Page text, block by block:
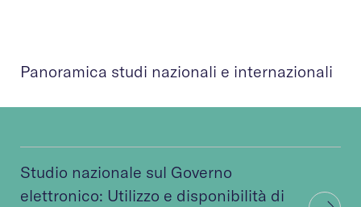
Panoramica studi nazionali e internazionali
Studio nazionale sul Governo
elettronico: Utilizzo e disponibilità di